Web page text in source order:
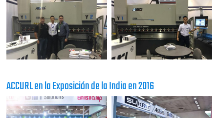
ACCURL en la Exposición de la India en 2016